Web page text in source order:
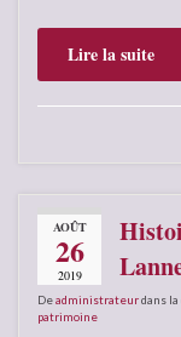
Lire la suite
AOÛT
26
2019
Deadministrateurdans
patrimoine